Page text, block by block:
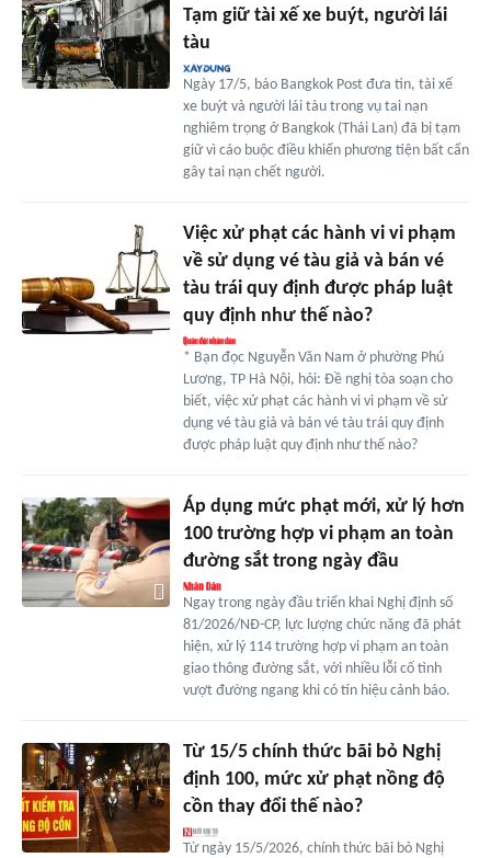
Tạm giữ tài xế xe buýt, người lái
tàu
Ngày 17/5, báo Bangkok Post đưa tin, tài xế
xe buýt và người lái tàu trong vụ tai nạn
nghiêm trọng ở Bangkok (Thái Lan) đã bị tạm
giữ vì cáo buộc điều khiển phương tiện bất cẩn
gây tai nạn chết người.
Việc xử phạt các hành vi vi phạm
về sử dụng vé tàu giả và bán vé
tàu trái quy định được pháp luật
quy định như thế nào?
* Bạn đọc Nguyễn Văn Nam ở phường Phú
Lương, TP Hà Nội, hỏi: Đề nghị tòa soạn cho
biết, việc xử phạt các hành vi vi phạm về sử
dụng vé tàu giả và bán vé tàu trái quy định
được pháp luật quy định như thế nào?
Áp dụng mức phạt mới, xử lý hơn
100 trường hợp vi phạm an toàn
đường sắt trong ngày đầu
Ngay trong ngày đầu triển khai Nghị định số
81/2026/NĐ-CP, lực lượng chức năng đã phát
hiện, xử lý 114 trường hợp vi phạm an toàn
giao thông đường sắt, với nhiều lỗi cố tình
vượt đường ngang khi có tín hiệu cảnh báo.
Từ 15/5 chính thức bãi bỏ Nghị
định 100, mức xử phạt nồng độ
cồn thay đổi thế nào?
Từ ngày 15/5/2026, chính thức bãi bỏ Nghị